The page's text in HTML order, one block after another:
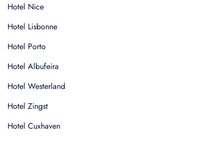
Hotel Nice
Hotel Lisbonne
Hotel Porto
Hotel Albufeira
Hotel Westerland
Hotel Zingst
Hotel Cuxhaven